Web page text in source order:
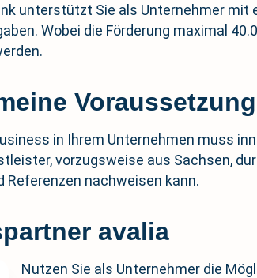
unterstützt Sie als Unternehmer mit
Wobei die Förderung maximal
in Ihrem Unternehmen muss
vorzugsweise aus Sachsen,
nachweisen kann.
avalia
Nutzen Sie als Unternehmer die